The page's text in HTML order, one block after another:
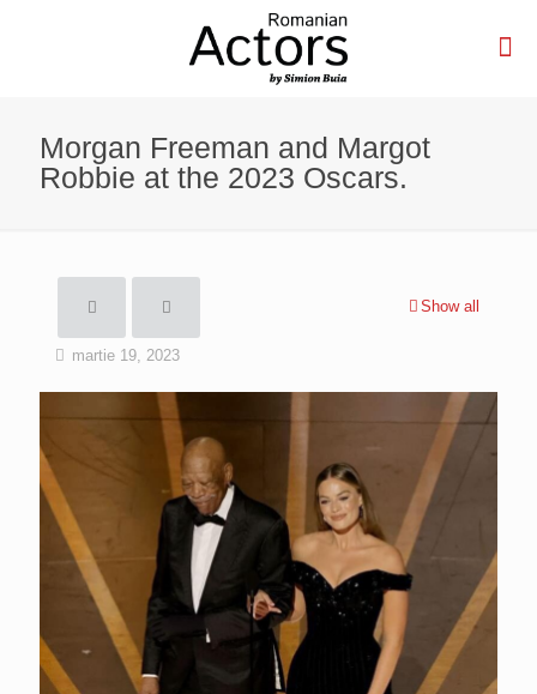
Morgan Freeman and Margot
Robbie at the 2023 Oscars.
Show all
martie 19, 2023